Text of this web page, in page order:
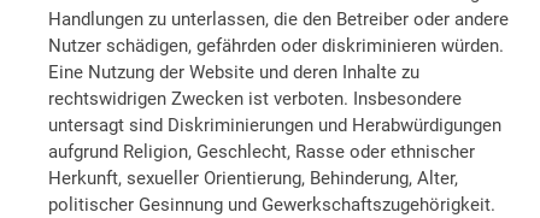
Handlungen zu unterlassen, die den Betreiber oder andere
Nutzer schädigen, gefährden oder diskriminieren würden.
Eine Nutzung der Website und deren Inhalte zu
rechtswidrigen Zwecken ist verboten. Insbesondere
untersagt sind Diskriminierungen und Herabwürdigungen
aufgrund Religion, Geschlecht, Rasse oder ethnischer
Herkunft, sexueller Orientierung, Behinderung, Alter,
politischer Gesinnung und Gewerkschaftszugehörigkeit.